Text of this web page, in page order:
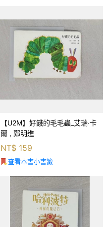
【U2M】好餓的毛毛蟲_艾瑞‧卡
爾 , 鄭明進
NT$ 159
查看本書小書籤